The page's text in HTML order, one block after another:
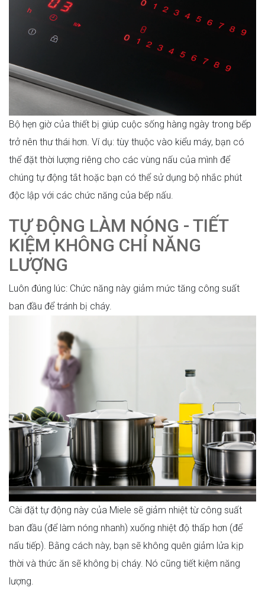
Bộ hẹn giờ của thiết bị giúp cuộc sống hàng ngày trong bếp
trở nên thư thái hơn. Ví dụ: tùy thuộc vào kiểu máy, bạn có
thể đặt thời lượng riêng cho các vùng nấu của mình để
chúng tự động tắt hoặc bạn có thể sử dụng bộ nhắc phút
độc lập với các chức năng của bếp nấu.
TỰ ĐỘNG LÀM NÓNG - TIẾT
KIỆM KHÔNG CHỈ NĂNG
LƯỢNG
Luôn đúng lúc: Chức năng này giảm mức tăng công suất
ban đầu để tránh bị cháy.
Cài đặt tự động này của Miele sẽ giảm nhiệt từ công suất
ban đầu (để làm nóng nhanh) xuống nhiệt độ thấp hơn (để
nấu tiếp). Bằng cách này, bạn sẽ không quên giảm lửa kịp
thời và thức ăn sẽ không bị cháy. Nó cũng tiết kiệm năng
lượng.